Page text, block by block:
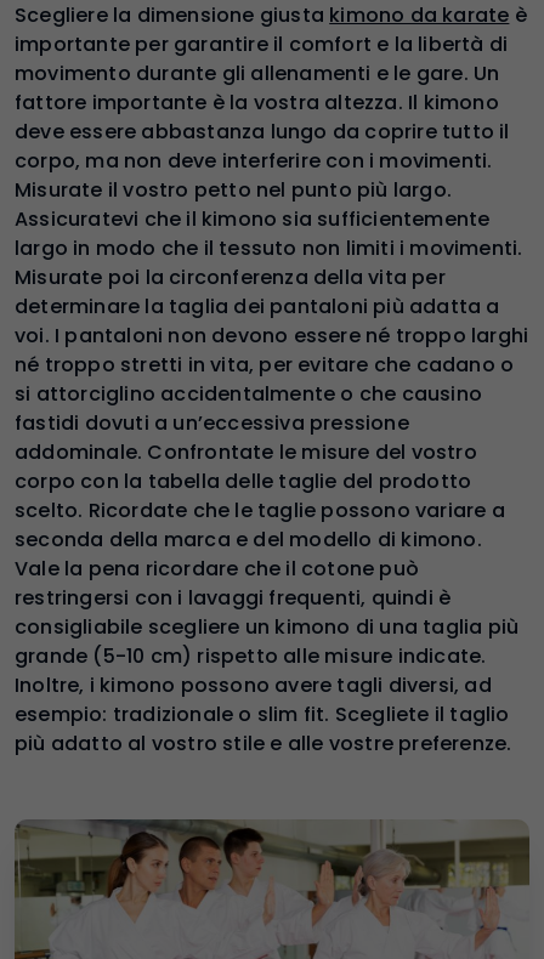
Scegliere la dimensione giusta kimono da karate è
importante per garantire il comfort e la libertà di
movimento durante gli allenamenti e le gare. Un
fattore importante è la vostra altezza. Il kimono
deve essere abbastanza lungo da coprire tutto il
corpo, ma non deve interferire con i movimenti.
Misurate il vostro petto nel punto più largo.
Assicuratevi che il kimono sia sufficientemente
largo in modo che il tessuto non limiti i movimenti.
Misurate poi la circonferenza della vita per
determinare la taglia dei pantaloni più adatta a
voi. I pantaloni non devono essere né troppo larghi
né troppo stretti in vita, per evitare che cadano o
si attorciglino accidentalmente o che causino
fastidi dovuti a un’eccessiva pressione
addominale. Confrontate le misure del vostro
corpo con la tabella delle taglie del prodotto
scelto. Ricordate che le taglie possono variare a
seconda della marca e del modello di kimono.
Vale la pena ricordare che il cotone può
restringersi con i lavaggi frequenti, quindi è
consigliabile scegliere un kimono di una taglia più
grande (5-10 cm) rispetto alle misure indicate.
Inoltre, i kimono possono avere tagli diversi, ad
esempio: tradizionale o slim fit. Scegliete il taglio
più adatto al vostro stile e alle vostre preferenze.